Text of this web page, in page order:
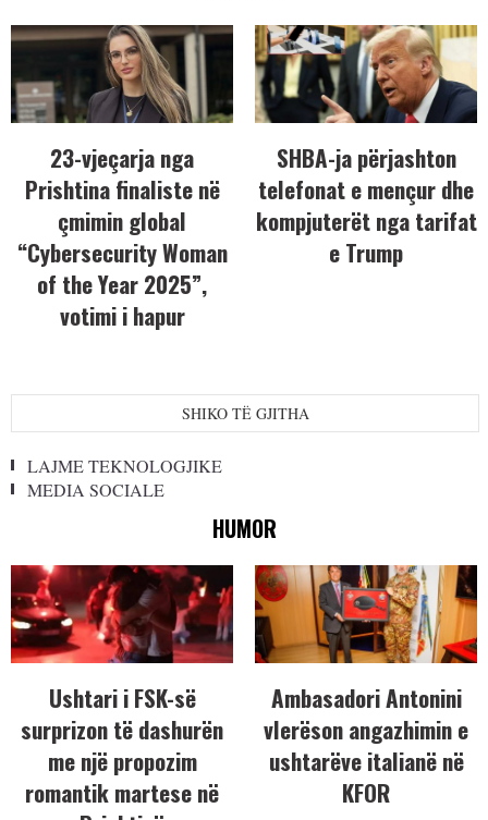
23-vjeçarja nga
Prishtina finaliste në
çmimin global
“Cybersecurity Woman
of the Year 2025”,
votimi i hapur
SHBA-ja përjashton
telefonat e mençur dhe
kompjuterët nga tarifat
e Trump
SHIKO TË GJITHA
LAJME TEKNOLOGJIKE
MEDIA SOCIALE
HUMOR
Ushtari i FSK-së
surprizon të dashurën
me një propozim
romantik martese në
Ambasadori Antonini
vlerëson angazhimin e
ushtarëve italianë në
KFOR